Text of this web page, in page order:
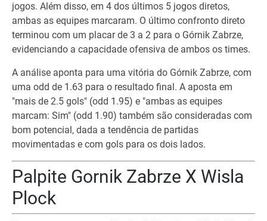
jogos. Além disso, em 4 dos últimos 5 jogos diretos,
ambas as equipes marcaram. O último confronto direto
terminou com um placar de 3 a 2 para o Górnik Zabrze,
evidenciando a capacidade ofensiva de ambos os times.
A análise aponta para uma vitória do Górnik Zabrze, com
uma odd de 1.63 para o resultado final. A aposta em
"mais de 2.5 gols" (odd 1.95) e "ambas as equipes
marcam: Sim" (odd 1.90) também são consideradas com
bom potencial, dada a tendência de partidas
movimentadas e com gols para os dois lados.
Palpite Gornik Zabrze X Wisla
Plock